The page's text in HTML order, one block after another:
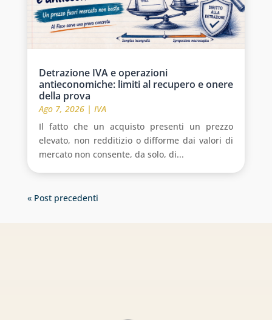
Detrazione IVA e operazioni
antieconomiche: limiti al recupero e onere
della prova
Ago 7, 2026| IVA
Il fatto che un acquisto presenti un prezzo
elevato, non redditizio o difforme dai valori di
mercato non consente, da solo, di...
« Post precedenti